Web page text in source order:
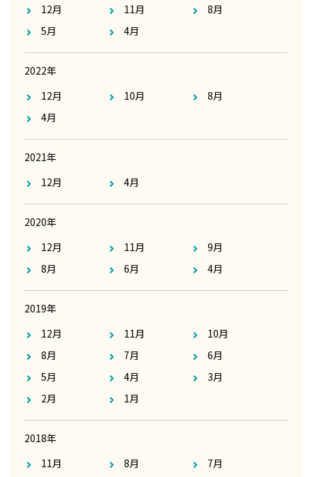
12月
11月
8月
5月
4月
2022年
12月
10月
8月
4月
2021年
12月
4月
2020年
12月
11月
9月
8月
6月 4月
2019年
12月
11月
10月
8月
7月
6月
5月
4月
3月
2月
1月
2018年
11月
8月
7月